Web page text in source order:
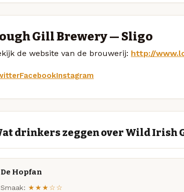
Gill Brewery — Sligo
de website van de brouwerij: http://
FacebookInstagram
drinkers zeggen over Wild Irish
De Hopfan
Smaak: ★★★☆☆